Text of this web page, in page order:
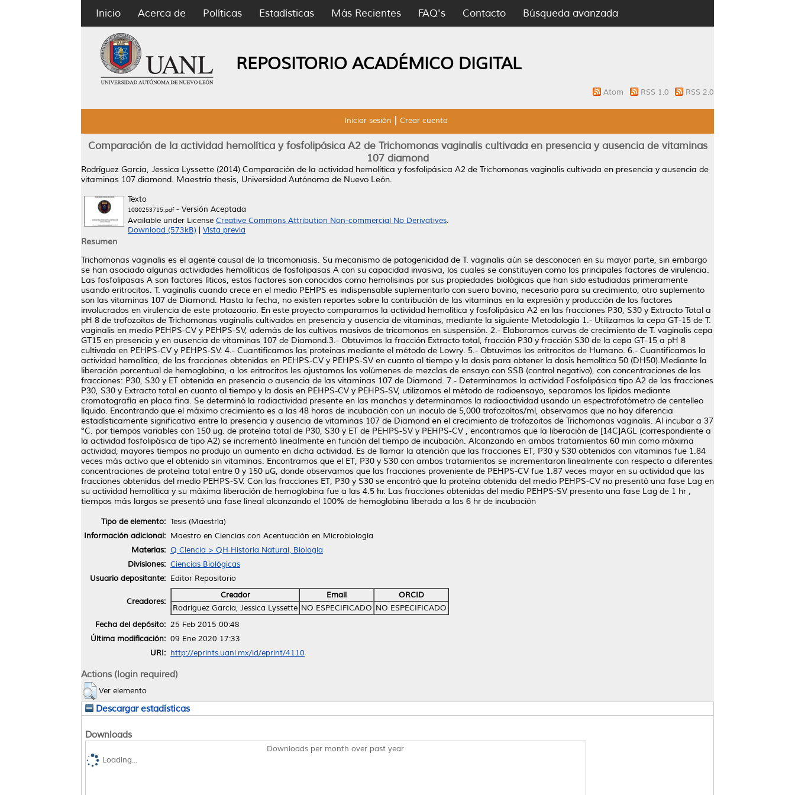
Inicio Acerca de Políticas Estadísticas Más Recientes FAQ's Contacto Búsqueda avanzada
REPOSITORIO ACADÉMICO DIGITAL
Atom RSS 1.0 RSS 2.0
Iniciar sesión Crear cuenta
Comparación de la actividad hemolítica y fosfolipásica A2 de Trichomonas vaginalis cultivada en presencia y ausencia de vitaminas
107 diamond
Rodríguez García, Jessica Lyssette (2014) Comparación de la actividad hemolítica y fosfolipásica A2 de Trichomonas vaginalis cultivada en presencia y ausencia de
vitaminas 107 diamond. Maestría thesis, Universidad Autónoma de Nuevo León.
Texto
1080253715.pdf- Versión Aceptada
Available under License Creative Commons Attribution Non-commercial No Derivatives.
Download (573kB)
Vista previa
Resumen
Trichomonas vaginalis es el agente causal de la tricomoniasis. Su mecanismo de patogenicidad de T. vaginalis aún se desconocen en su mayor parte, sin embargo
se han asociado algunas actividades hemolíticas de fosfolipasas A con su capacidad invasiva, los cuales se constituyen como los principales factores de virulencia.
Las fosfolipasas A son factores líticos, estos factores son conocidos como hemolisinas por sus propiedades biológicas que han sido estudiadas primeramente
usando eritrocitos. T. vaginalis cuando crece en el medio PEHPS es indispensable suplementarlo con suero bovino, necesario para su crecimiento, otro suplemento
son las vitaminas 107 de Diamond. Hasta la fecha, no existen reportes sobre la contribución de las vitaminas en la expresión y producción de los factores
involucrados en virulencia de este protozoario. En este proyecto comparamos la actividad hemolítica y fosfolipásica A2 en las fracciones P30, S30 y Extracto Total a
pH 8 de trofozoítos de Trichomonas vaginalis cultivados en presencia y ausencia de vitaminas, mediante la siguiente Metodología 1.- Utilizamos la cepa GT-15 de T.
vaginalis en medio PEHPS-CV y PEHPS-SV, además de los cultivos masivos de tricomonas en suspensión. 2.- Elaboramos curvas de crecimiento de T. vaginalis cepa
GT15 en presencia y en ausencia de vitaminas 107 de Diamond.3.- Obtuvimos la fracción Extracto total, fracción P30 y fracción S30 de la cepa GT-15 a pH 8
cultivada en PEHPS-CV y PEHPS-SV. 4.- Cuantificamos las proteínas mediante el método de Lowry. 5.- Obtuvimos los eritrocitos de Humano. 6.- Cuantificamos la
actividad hemolítica, de las fracciones obtenidas en PEHPS-CV y PEHPS-SV en cuanto al tiempo y la dosis para obtener la dosis hemolítica 50 (DH50).Mediante la
liberación porcentual de hemoglobina, a los eritrocitos les ajustamos los volúmenes de mezclas de ensayo con SSB (control negativo), con concentraciones de las
fracciones: P30, S30 y ET obtenida en presencia o ausencia de las vitaminas 107 de Diamond. 7.- Determinamos la actividad Fosfolipásica tipo A2 de las fracciones
P30, S30 y Extracto total en cuanto al tiempo y la dosis en PEHPS-CV y PEHPS-SV, utilizamos el método de radioensayo, separamos los lípidos mediante
cromatografía en placa fina. Se determinó la radiactividad presente en las manchas y determinamos la radioactividad usando un espectrofotómetro de centelleo
líquido. Encontrando que el máximo crecimiento es a las 48 horas de incubación con un inoculo de 5,000 trofozoítos/ml, observamos que no hay diferencia
estadísticamente significativa entre la presencia y ausencia de vitaminas 107 de Diamond en el crecimiento de trofozoitos de Trichomonas vaginalis. Al incubar a 37
°C. por tiempos variables con 150 µg. de proteína total de P30, S30 y ET de PEHPS-SV y PEHPS-CV , encontramos que la liberación de [14C]AGL (correspondiente a
la actividad fosfolipásica de tipo A2) se incrementó linealmente en función del tiempo de incubación. Alcanzando en ambos tratamientos 60 min como máxima
actividad, mayores tiempos no produjo un aumento en dicha actividad. Es de llamar la atención que las fracciones ET, P30 y S30 obtenidos con vitaminas fue 1.84
veces más activo que el obtenido sin vitaminas. Encontramos que el ET, P30 y S30 con ambos tratamientos se incrementaron linealmente con respecto a diferentes
concentraciones de proteína total entre 0 y 150 µG, donde observamos que las fracciones proveniente de PEHPS-CV fue 1.87 veces mayor en su actividad que las
fracciones obtenidas del medio PEHPS-SV. Con las fracciones ET, P30 y S30 se encontró que la proteína obtenida del medio PEHPS-CV no presentó una fase Lag en
su actividad hemolítica y su máxima liberación de hemoglobina fue a las 4.5 hr. Las fracciones obtenidas del medio PEHPS-SV presento una fase Lag de 1 hr ,
tiempos más largos se presentó una fase lineal alcanzando el 100% de hemoglobina liberada a las 6 hr de incubación
Tipo de elemento: Tesis (Maestría)
Información adicional: Maestro en Ciencias con Acentuación en Microbiología
Materias: Q Ciencia > QH Historia Natural, Biología
Divisiones: Ciencias Biológicas
Usuario depositante: Editor Repositorio
Creadores:
Creador Email
ORCID
Rodríguez García, Jessica Lyssette NO ESPECIFICADO NO ESPECIFICADO
Fecha del depósito: 25 Feb 2015 00:48
Última modificación: 09 Ene 2020 17:33
URI: http://eprints.uanl.mx/id/eprint/4110
Actions (login required)
Ver elemento
Descargar estadísticas
Downloads
Downloads per month over past year
Loading...